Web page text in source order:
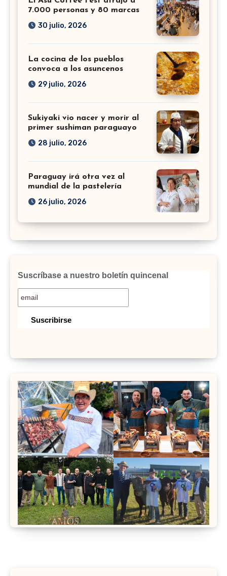
7.000 personas y 80 marcas
30 julio, 2026
La cocina de los pueblos
convoca a los asuncenos
29 julio, 2026
Sukiyaki vio nacer y morir al
primer sushiman paraguayo
28 julio, 2026
Paraguay irá otra vez al
mundial de la pastelería
26 julio, 2026
Suscríbase a nuestro boletín quincenal